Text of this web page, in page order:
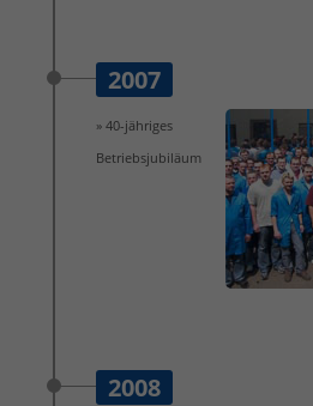
2007
» 40-jähriges
Betriebsjubiläum
2008